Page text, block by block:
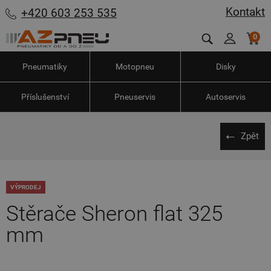
Kontakt
+420 603 253 535
0
Pneumatiky Motopneu Disky
Příslušenství Pneuservis Autoservis
Zpět
VÝPRODEJ
Stěrače Sheron flat 325
mm